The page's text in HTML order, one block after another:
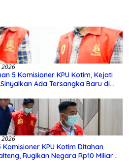
2026
5 Komisioner KPU Kotim, Kejati
Ada Tersangka Baru di
2026
Komisioner KPU Kotim Ditahan
Rugikan Negara Rp10 Miliar